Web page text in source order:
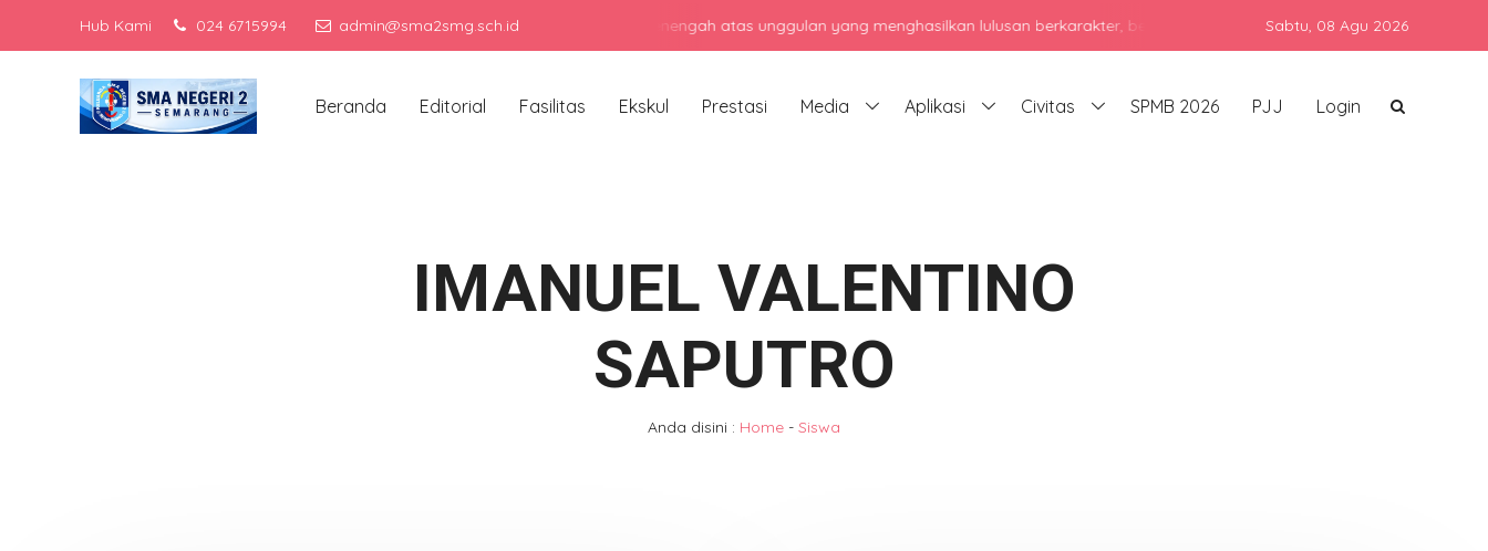
Hub Kami 024 6715994 admin@sma2smg.sch.idMenjadi sekolah menengah atas unggulan yang menghasilkan lulusan berkarakter, berprestasi, dan siap bersaing di era global
Sabtu, 08 Agu 2026
Beranda Editorial Fasilitas Ekskul Prestasi Media Aplikasi Civitas SPMB 2026 PJJ Login
IMANUEL VALENTINO
SAPUTRO
Anda disini : Home - Siswa